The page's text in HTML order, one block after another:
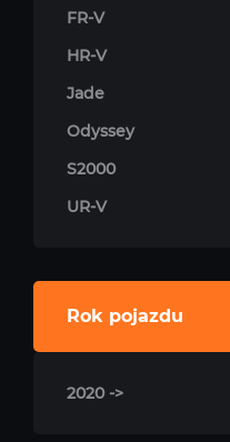
FR-V
HR-V
Jade
Odyssey
S2000
UR-V
Rok pojazdu
2020 ->